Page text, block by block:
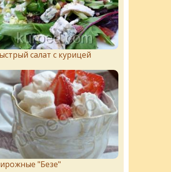
салат с курицей
"Бeзe"